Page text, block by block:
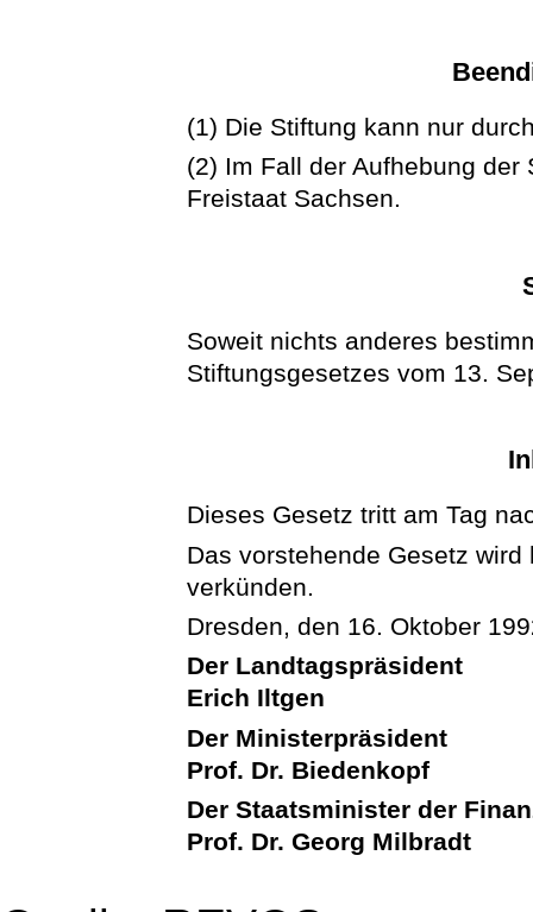
(1) Die Stiftung kann nur
(2) Im Fall der Aufhebung
Freistaat Sachsen.
Soweit nichts anderes
Stiftungsgesetzes vom 13.
Dieses Gesetz tritt am Tag
Das vorstehende Gesetz
verkünden.
Dresden, den 16. Oktober
Der Landtagspräsident
Erich Iltgen
Der Ministerpräsident
Prof. Dr. Biedenkopf
Der Staatsminister der
Prof. Dr. Georg Milbradt